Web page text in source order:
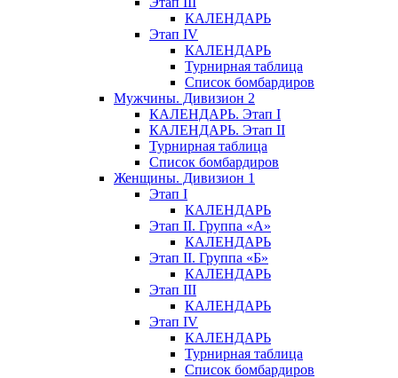
КАЛЕНДАРЬ
Этап IV
КАЛЕНДАРЬ
Турнирная таблица
Список бомбардиров
Мужчины. Дивизион 2
КАЛЕНДАРЬ. Этап I
КАЛЕНДАРЬ. Этап II
Турнирная таблица
Список бомбардиров
Женщины. Дивизион 1
Этап I
КАЛЕНДАРЬ
Этап II. Группа «А»
КАЛЕНДАРЬ
Этап II. Группа «Б»
КАЛЕНДАРЬ
Этап III
КАЛЕНДАРЬ
Этап IV
КАЛЕНДАРЬ
Турнирная таблица
Список бомбардиров